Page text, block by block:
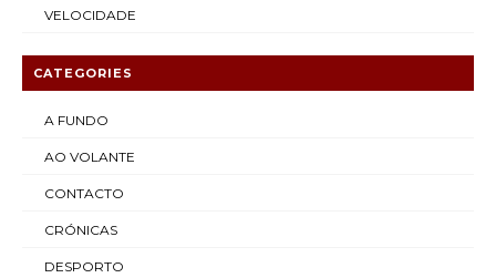
VELOCIDADE
CATEGORIES
A FUNDO
AO VOLANTE
CONTACTO
CRÓNICAS
DESPORTO